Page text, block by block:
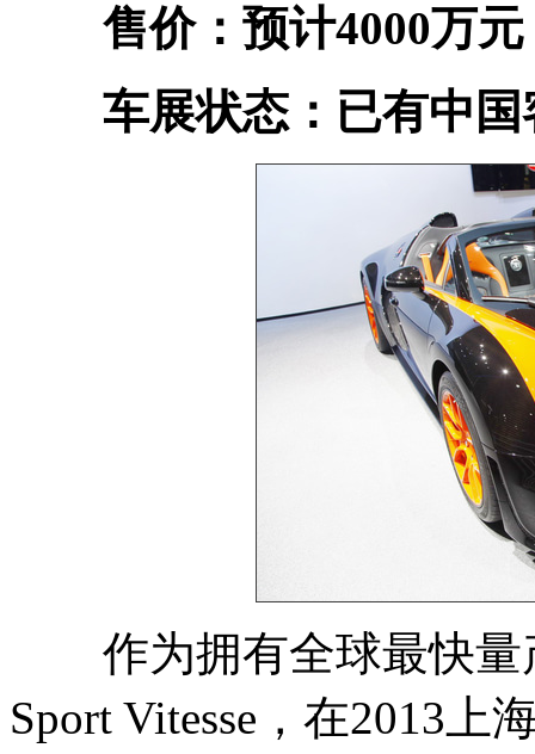
售价：预计4000万元
车展状态：已有中国
作为拥有全球最快量
Sport Vitesse，在2013上